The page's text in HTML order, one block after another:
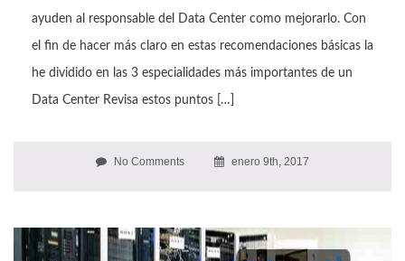
ayuden al responsable del Data Center como mejorarlo. Con
el fin de hacer más claro en estas recomendaciones básicas la
he dividido en las 3 especialidades más importantes de un
Data Center Revisa estos puntos […]
No Comments enero 9th, 2017